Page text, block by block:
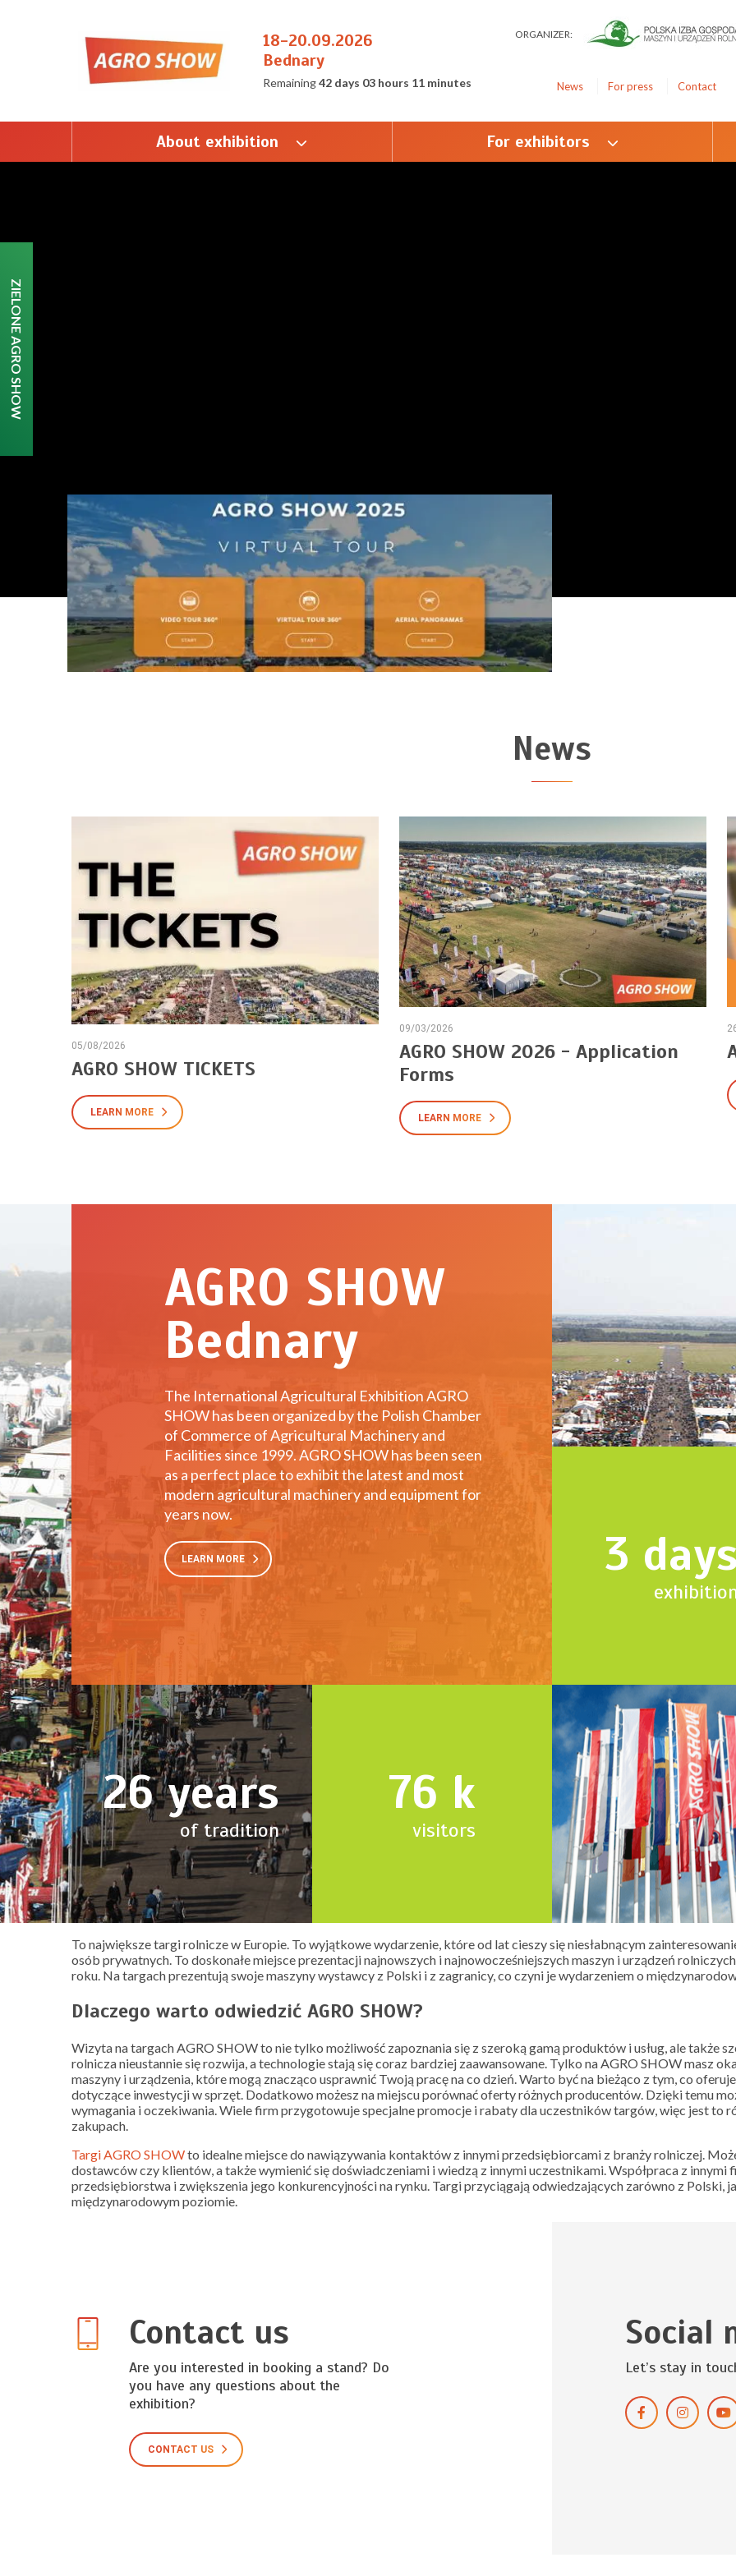
ZIELONE AGRO SHOW
18-20.09.2026
Bednary
Remaining42 days 03 hours 11 minutes
ORGANIZER:
News For press Contact
About exhibition For exhibitors
News
05/08/2026
AGRO SHOW TICKETS
LEARN MORE
09/03/2026
AGRO SHOW 2026 - Application
Forms
LEARN MORE
AGRO SHOW
Bednary
The International Agricultural Exhibition AGRO
SHOW has been organized by the Polish Chamber
of Commerce of Agricultural Machinery and
Facilities since 1999. AGRO SHOW has been seen
as a perfect place to exhibit the latest and most
modern agricultural machinery and equipment for
years now.
LEARN MORE 3
26years
of tradition
76 k
visitors
To największe targi rolnicze w Europie. To wyjątkowe wydarzenie, które od lat cieszy się niesłabnącym
osób prywatnych. To doskonałe miejsce prezentacji najnowszych i najnowocześniejszych maszyn i urządzeń
roku. Na targach prezentują swoje maszyny wystawcy z Polski i z zagranicy, co czyni je wydarzeniem o
Dlaczego warto odwiedzić AGRO SHOW?
Wizyta na targach AGRO SHOW to nie tylko możliwość zapoznania się z szeroką gamą produktów i usług, ale także
rolnicza nieustannie się rozwija, a technologie stają się coraz bardziej zaawansowane. Tylko na AGRO SHOW masz
maszyny i urządzenia, które mogą znacząco usprawnić Twoją pracę na co dzień. Warto być na bieżąco z tym, co
dotyczące inwestycji w sprzęt. Dodatkowo możesz na miejscu porównać oferty różnych producentów. Dzięki temu
wymagania i oczekiwania. Wiele firm przygotowuje specjalne promocje i rabaty dla uczestników targów, więc jest to
zakupach.
Targi AGRO SHOWto idealne miejsce do nawiązywania kontaktów z innymi przedsiębiorcami z branży rolniczej.
dostawców czy klientów, a także wymienić się doświadczeniami i wiedzą z innymi uczestnikami. Współpraca z
przedsiębiorstwa i zwiększenia jego konkurencyjności na rynku. Targi przyciągają odwiedzających zarówno z Polski,
międzynarodowym poziomie.
Contact us
Are you interested in booking a stand? Do
you have any questions about the
exhibition?
CONTACT US
Social
Let’s stay in